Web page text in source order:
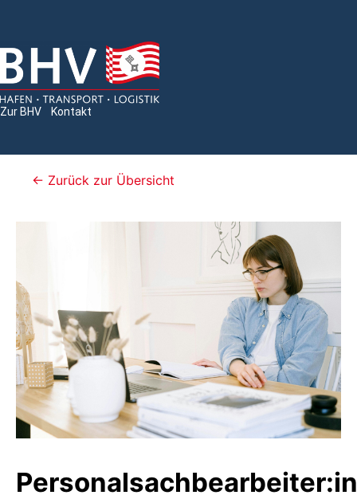
Zur BHV Kontakt
← Zurück zur Übersicht
Personalsachbearbeiter:in